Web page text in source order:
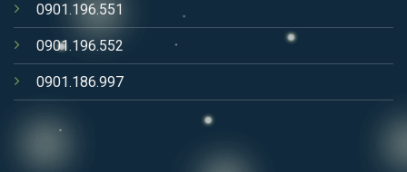
0901.196.551
0901.196.552
0901.186.997